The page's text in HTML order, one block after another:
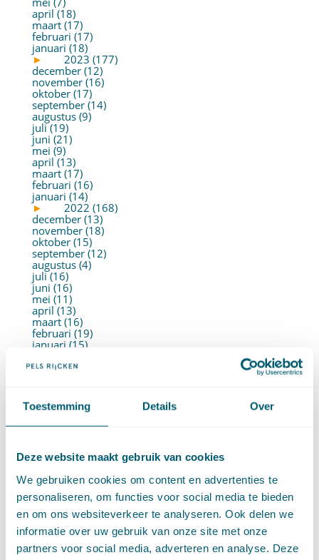
Toestemming Details Over
Deze website maakt gebruik van cookies
We gebruiken cookies om content en advertenties te
personaliseren, om functies voor social media te bieden
en om ons websiteverkeer te analyseren. Ook delen we
informatie over uw gebruik van onze site met onze
partners voor social media, adverteren en analyse. Deze
april (18)
maart (17)
februari (17)
januari (18)
►
2023 (177)
december (12)
november (16)
oktober (17)
september (14)
augustus (9)
juli (19)
juni (21)
mei (9)
april (13)
maart (17)
februari (16)
januari (14)
►
2022 (168)
december (13)
november (18)
oktober (15)
september (12)
augustus (4)
juli (16)
juni (16)
mei (11)
april (13)
maart (16)
februari (19)
januari (15)
december (15)
september (4)
augustus (7)
juli (4)
april (11)
februari (11)
januari (15)
►
2020 (154)
december (6)
november (14)
oktober (14)
september (8)